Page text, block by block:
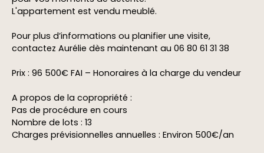
L'appartement est vendu meublé.
Pour plus d’informations ou planifier une visite,
contactez Aurélie dès maintenant au 06 80 61 31 38
Prix : 96 500€ FAI – Honoraires à la charge du vendeur
A propos de la copropriété :
Pas de procédure en cours
Nombre de lots : 13
Charges prévisionnelles annuelles : Environ 500€/an